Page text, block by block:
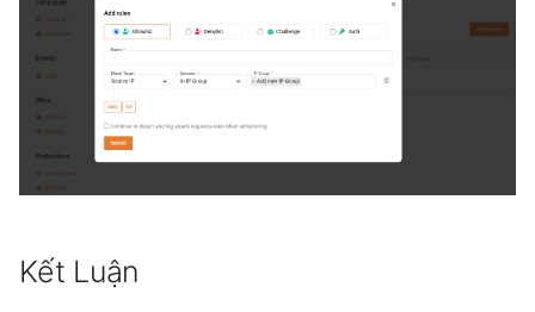
Kết Luận